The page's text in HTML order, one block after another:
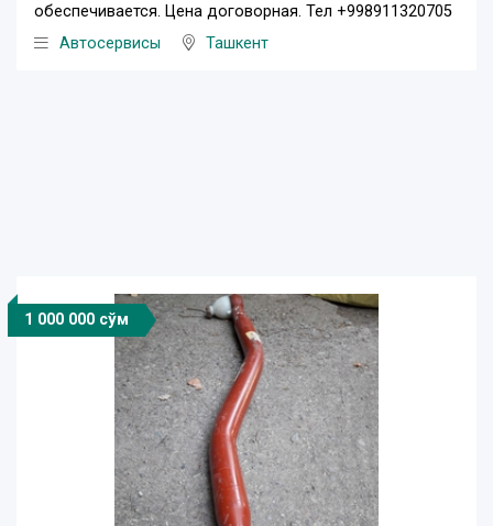
обеспечивается. Цена договорная. Тел +998911320705
Автосервисы
Ташкент
1 000 000 сўм